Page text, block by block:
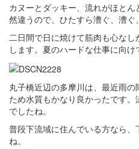
カヌーとダッキー、流れがほと
然違うので、ひたすら漕ぐ、漕ぐ
二日間で日に焼けて筋肉も心な
します。夏のハードな仕事に向け
丸子橋近辺の多摩川は、最近雨
ため水質もかなり良かったです
でしたね。
普段下流域に住んでいる方なら
ね。